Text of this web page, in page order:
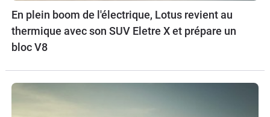
En plein boom de l'électrique, Lotus revient au
thermique avec son SUV Eletre X et prépare un
bloc V8